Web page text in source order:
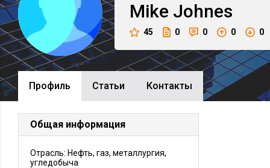
Mike Johnes
45 0 0 0 0
Профиль Cтатьи Контакты
Общая информация
Отрасль: Нефть, газ, металлургия,
угледобыча